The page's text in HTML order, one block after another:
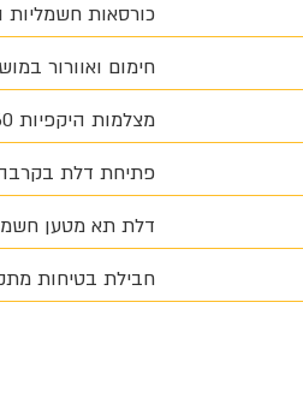
כורסאות חשמליות
חימום ואוורור
מצלמות היקפיות 360
פתיחת דלת
דלת תא מטען
חבילת בטיחות